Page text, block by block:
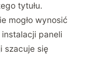
tytułu.
mogło wynosić
paneli
szacuje się